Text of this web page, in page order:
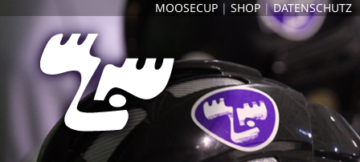
MOOSECUP | SHOP |DATENSCHUTZ